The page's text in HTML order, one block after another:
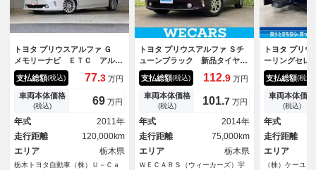
トヨタ プリウスアルファ Ｇ
メモリーナビ ＥＴＣ アルミ
ホイール ３列シート ローダ
ウン フルセグ オートクルー
ズコントロール ＤＶＤ再生
ＬＥＤヘッドランプ ドライブ
レコーダー スマートキー 盗
難防止システム 横滑り防止装
置
支払総額(税込) 77.3 万円
車両本体価格
(税込) 69 万円
年式
2011年
走行距離
120,000km
エリア
栃木県
栃木トヨタ自動車（株）Ｕ－Ｃａ
トヨタ プリウスアルファ Ｓチ
ューンブラック 新品タイヤ／
保証書／純正 ＳＤナビ／ヘッ
ドランプ ＬＥＤ／Ｂｌｕｅｔ
ｏｏｔｈ接続／ＥＴＣ／ＥＢＤ
付ＡＢＳ／横滑り防止装置／ア
イドリングストップ／フルセグ
ＴＶ／禁煙車／エアバッグ 運
転席
支払総額(税込) 112.9 万円
車両本体価格
(税込) 101.7 万円
年式
2014年
走行距離
75,000km
エリア
栃木県
ＷＥＣＡＲＳ（ウィーカーズ）宇
トヨタ プリ
ーリングセレ
り 禁煙 助手
シート車／Ａ
ビ ＥＴＣ
ｌｕｅｔｏ
フルセグＴ
ランプ 純正
トキー スペ
書有
支払総額(税込)
車両本体価格
(税込)
年式
走行距離
エリア
（株）ケーユ